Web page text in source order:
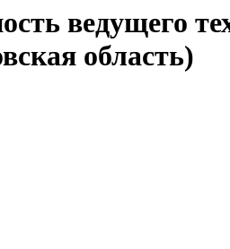
ведущего
область)